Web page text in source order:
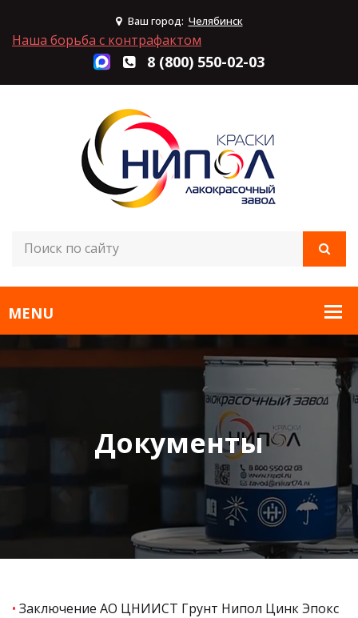
Ваш город: Челябинск
Наша борьба с контрафактом
8 (800) 550-02-03
Документы
• Заключение АО ЦНИИСТ Грунт Нипол Цинк Эпокс